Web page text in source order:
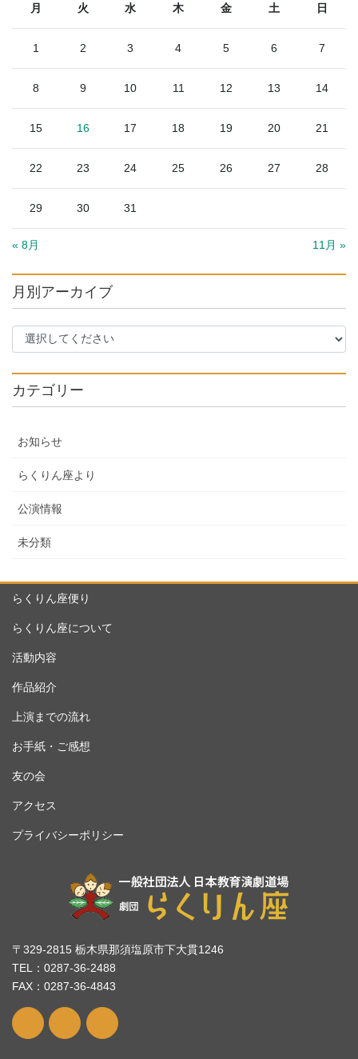
月 火 水 木 金 土 日
1 2 3 4 5 6 7
8 9 10 11 12 13 14
15 16 17 18 19 20 21
22 23 24 25 26 27 28
29 30 31
« 8月 11月 »
月別アーカイブ
カテゴリー
お知らせ
らくりん座より
公演情報
未分類
らくりん座便り
らくりん座について
活動内容
作品紹介
上演までの流れ
お手紙・ご感想
友の会
アクセス
プライバシーポリシー
〒329-2815 栃木県那須塩原市下大貫1246
TEL：0287-36-2488
FAX：0287-36-4843